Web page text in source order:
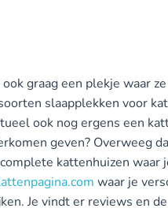
graag een plekje waar
slaapplekken voor
ook nog ergens een
geven? Overweeg
kattenhuizen waar
waar je
Je vindt er reviews en